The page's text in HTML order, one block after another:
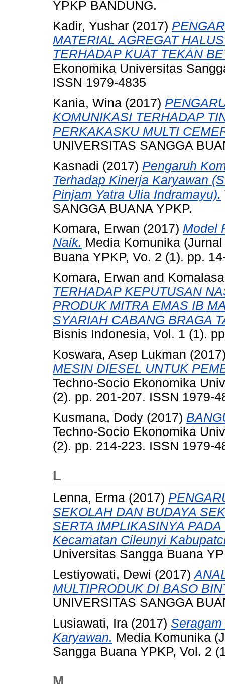
YPKP BANDUNG.
Kadir, Yushar (2017)
MATERIAL AGREGAT
TERHADAP KUAT TEKAN
Ekonomika Universitas
ISSN 1979-4835
Kania, Wina (2017)
KOMUNIKASI TERHADAP
PERKAKASKU MULTI
UNIVERSITAS SANGGA
Kasnadi (2017) Pengaruh
Terhadap Kinerja Karyawan
Pinjam Yatra Ulia Indramayu).
SANGGA BUANA YPKP.
Komara, Erwan (2017) Model
Naik. Media Komunika
Buana YPKP, Vo. 2 (1). pp.
Komara, Erwan and
TERHADAP KEPUTUSAN
PRODUK MITRA EMAS IB
SYARIAH CABANG BRAGA
Bisnis Indonesia, Vol. 1 (1).
Koswara, Asep Lukman
MESIN DIESEL UNTUK
Techno-Socio Ekonomika
(2). pp. 201-207. ISSN 1979-
Kusmana, Dody (2017)
Techno-Socio Ekonomika
(2). pp. 214-223. ISSN 1979-
L
Lenna, Erma (2017)
SEKOLAH DAN BUDAYA
SERTA IMPLIKASINYA
Kecamatan Cileunyi
Universitas Sangga Buana
Lestiyowati, Dewi (2017)
MULTIPRODUK DI BASO
UNIVERSITAS SANGGA
Lusiawati, Ira (2017)
Karyawan. Media Komunika
Sangga Buana YPKP, Vol. 2